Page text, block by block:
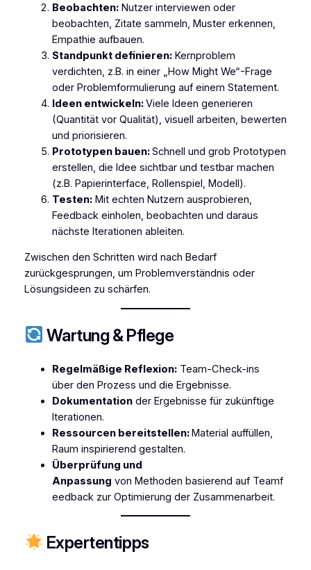
Beobachten:Nutzer interviewen oder
beobachten, Zitate sammeln, Muster erkennen,
Empathie aufbauen.
Standpunkt definieren:Kernproblem
verdichten, z.B. in einer „How Might We“-Frage
oder Problemformulierung auf einem Statement.
Ideen entwickeln:Viele Ideen generieren
(Quantität vor Qualität), visuell arbeiten, bewerten
und priorisieren.
Prototypen bauen:Schnell und grob Prototypen
erstellen, die Idee sichtbar und testbar machen
(z.B. Papierinterface, Rollenspiel, Modell).
Testen:Mit echten Nutzern ausprobieren,
Feedback einholen, beobachten und daraus
nächste Iterationen ableiten.
Zwischen den Schritten wird nach Bedarf
zurückgesprungen, um Problemverständnis oder
Lösungsideen zu schärfen.
Wartung & Pflege
Regelmäßige Reflexion:Team-Check-ins
über den Prozess und die Ergebnisse.
Dokumentationder Ergebnisse für zukünftige
Iterationen.
Ressourcen bereitstellen:Material auffüllen,
Raum inspirierend gestalten.
Überprüfung und
Anpassung von Methoden basierend auf Teamf
eedback zur Optimierung der Zusammenarbeit.
Expertentipps